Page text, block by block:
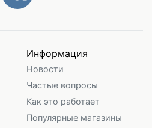
Информация
Новости
Частые вопросы
Как это работает
Популярные магазины